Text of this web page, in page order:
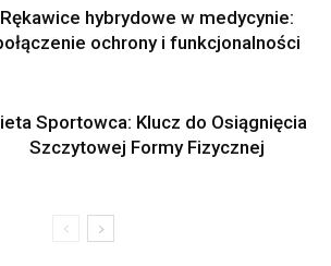
Rękawice hybrydowe w medycynie:
ochrony i funkcjonalności
Sportowca: Klucz do Osiągnięcia
Szczytowej Formy Fizycznej